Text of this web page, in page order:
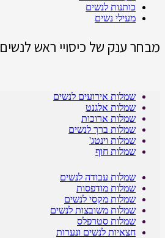
כותנות לנשים
מעילי נשים
מבחר ענק של כיסויי ראש לנשים
שמלות אירועים לנשים
שמלות אלגנט
שמלות ארוכות
שמלות ברך לנשים
שמלות וינטג'
שמלות חוף
שמלות עבודה לנשים
שמלות מודפסות
שמלות מקסי לנשים
שמלות משובצות לנשים
שמלות סטרפלס
חצאיות לנשים ונערות